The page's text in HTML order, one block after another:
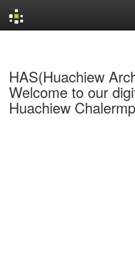
HAS(Huachiew
Welcome to our
Huachiew